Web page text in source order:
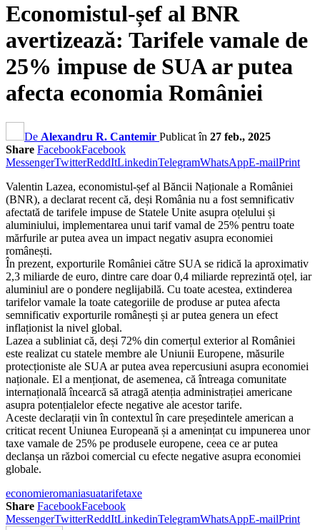
Economistul-șef al BNR
avertizează: Tarifele vamale de
25% impuse de SUA ar putea
afecta economia României
De Alexandru R. Cantemir Publicat în 27 feb., 2025
Share FacebookFacebook
MessengerTwitterReddItLinkedinTelegramWhatsAppE-mailPrint
Valentin Lazea, economistul-șef al Băncii Naționale a României
(BNR), a declarat recent că, deși România nu a fost semnificativ
afectată de tarifele impuse de Statele Unite asupra oțelului și
aluminiului, implementarea unui tarif vamal de 25% pentru toate
mărfurile ar putea avea un impact negativ asupra economiei
românești.
În prezent, exporturile României către SUA se ridică la aproximativ
2,3 miliarde de euro, dintre care doar 0,4 miliarde reprezintă oțel, iar
aluminiul are o pondere neglijabilă. Cu toate acestea, extinderea
tarifelor vamale la toate categoriile de produse ar putea afecta
semnificativ exporturile românești și ar putea genera un efect
inflaționist la nivel global.
Lazea a subliniat că, deși 72% din comerțul exterior al României
este realizat cu statele membre ale Uniunii Europene, măsurile
protecționiste ale SUA ar putea avea repercusiuni asupra economiei
naționale. El a menționat, de asemenea, că întreaga comunitate
internațională încearcă să atragă atenția administrației americane
asupra potențialelor efecte negative ale acestor tarife.
Aceste declarații vin în contextul în care președintele american a
criticat recent Uniunea Europeană și a amenințat cu impunerea unor
taxe vamale de 25% pe produsele europene, ceea ce ar putea
declanșa un război comercial cu efecte negative asupra economiei
globale.
economieromaniasuatarifetaxe
Share FacebookFacebook
MessengerTwitterReddItLinkedinTelegramWhatsAppE-mailPrint